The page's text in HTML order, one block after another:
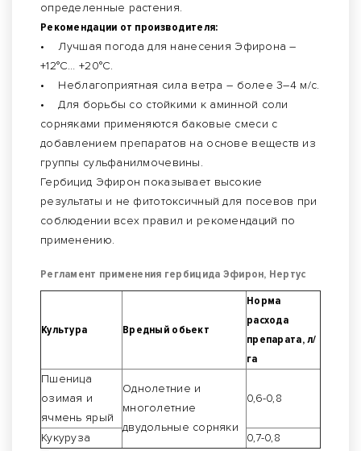
определенные растения.
Рекомендации от производителя:
• Лучшая погода для нанесения Эфирона –
+12°С… +20°С.
• Неблагоприятная сила ветра – более 3–4 м/с.
• Для борьбы со стойкими к аминной соли
сорняками применяются баковые смеси с
добавлением препаратов на основе веществ из
группы сульфанилмочевины.
Гербицид Эфирон показывает высокие
результаты и не фитотоксичный для посевов при
соблюдении всех правил и рекомендаций по
применению.
Регламент применения гербицида Эфирон, Нертус
Культура Вредный обьект
Норма
расхода
препарата, л/
га
Пшеница
озимая и
ячмень ярый
Однолетние и
многолетние
двудольные сорняки
0,6-0,8
Кукуруза 0,7-0,8